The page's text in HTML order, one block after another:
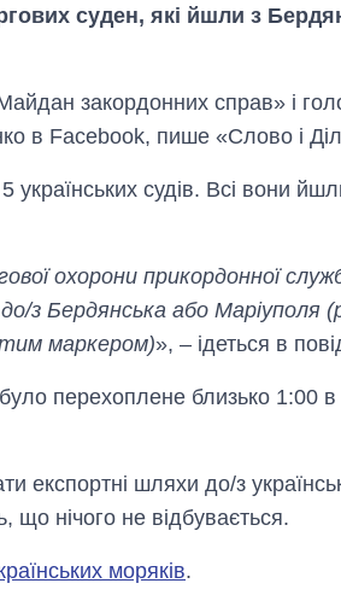
суден, які йшли з
закордонних справ» і
в Facebook, пише «Слово і
українських судів. Всі вони
охорони прикордонної
з Бердянська або Маріуполя
маркером)», – ідеться в
перехоплене близько 1:00 в
експортні шляхи до/з
що нічого не відбувається.
моряків.